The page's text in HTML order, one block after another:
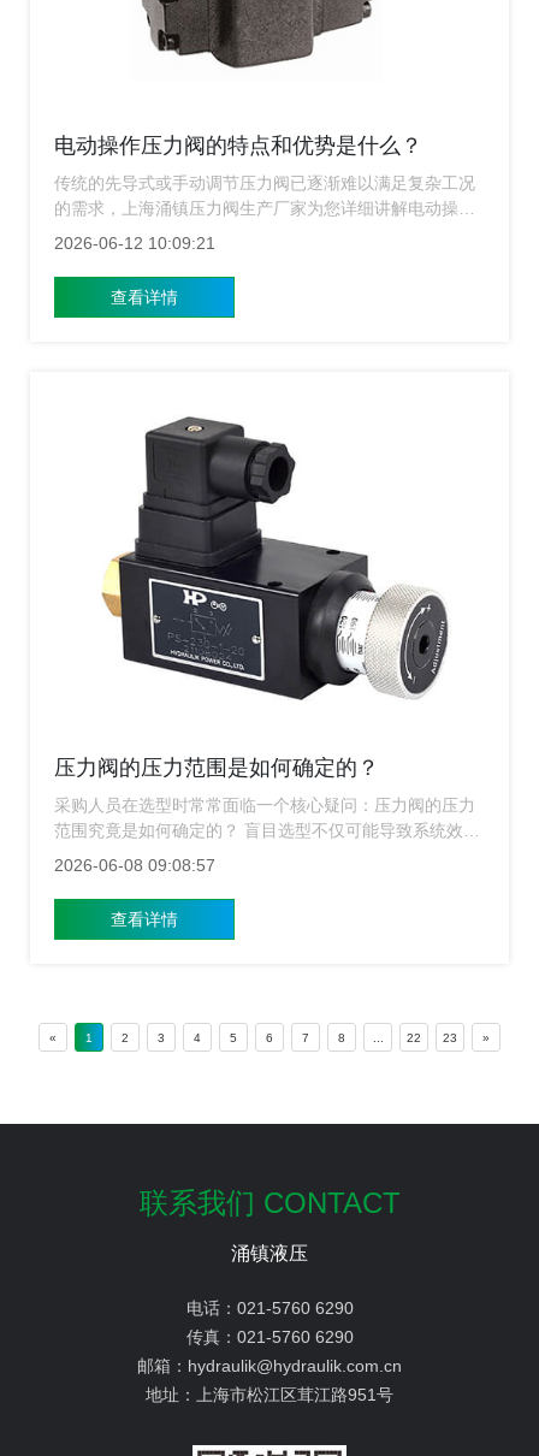
电动操作压力阀的特点和优势是什么？
传统的先导式或手动调节压力阀已逐渐难以满足复杂工况
的需求，上海涌镇压力阀生产厂家为您详细讲解电动操作
压力阀的显著特点与核心优势，助您在升级产线时做出正
2026-06-12 10:09:21
查看详情
压力阀的压力范围是如何确定的？
采购人员在选型时常常面临一个核心疑问：压力阀的压力
范围究竟是如何确定的？ 盲目选型不仅可能导致系统效率
低下，更可能埋下严重的安全隐患，上海涌镇压力阀生产
2026-06-08 09:08:57
查看详情
« 1 2 3 4 5 6 7 8 ... 22 23 »
联系我们 CONTACT
涌镇液压
电话： 021-5760 6290
传真： 021-5760 6290
邮箱： hydraulik@hydraulik.com.cn
地址： 上海市松江区茸江路951号